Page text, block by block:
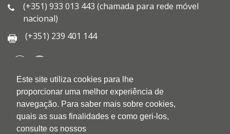
Este site utiliza cookies para lhe
proporcionar uma melhor experiência de
navegação. Para saber mais sobre cookies,
quais as suas finalidades e como geri-los,
consulte os nossos
(+351) 933 013 443 (chamada para rede móvel
nacional)
(+351) 239 401 144
QUEM SOMOS
QUALIDADE
AMBIENTE
BLOG